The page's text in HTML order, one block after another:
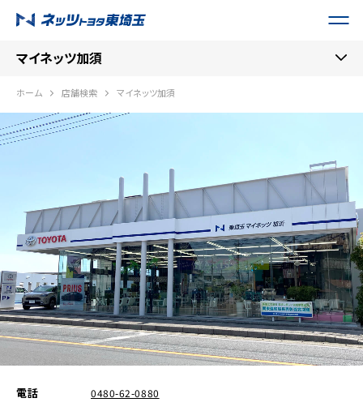
マイネッツ加須
ホーム 店舗検索 マイネッツ加須
電話 0480-62-0880